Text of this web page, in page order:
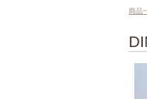
商品